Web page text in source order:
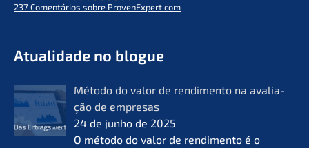
237 Comen­tá­ri­os sobre ProvenExpert.com
Atual­i­da­de no blogue
Método do valor de rendi­men­to na avalia­
ção de empre­sas
24 de junho de 2025
O método do valor de rendi­men­to é o